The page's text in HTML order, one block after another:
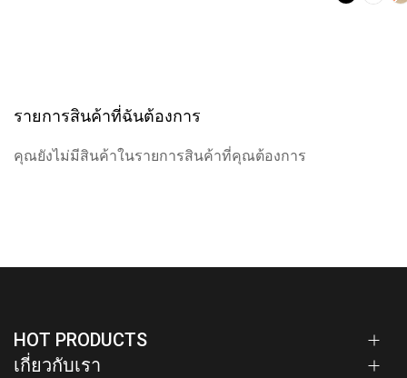
รายการสินค้าที่ฉันต้องการ
คุณยังไม่มีสินค้าในรายการสินค้าที่คุณต้องการ
HOT PRODUCTS
เกี่ยวกับเรา